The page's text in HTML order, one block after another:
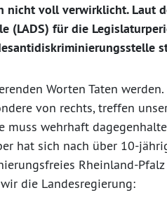
nicht voll verwirklicht. Laut
(LADS) für die
Worten Taten
von rechts, treffen
muss wehrhaft
hat sich nach über 10-
Rheinland-Pfalz
die Landesregierung: